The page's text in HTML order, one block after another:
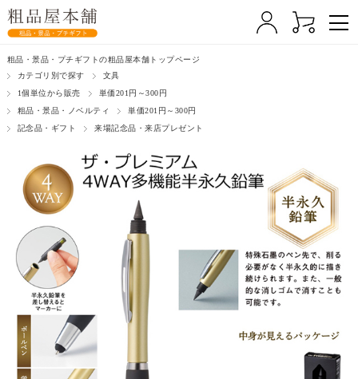
粗品・景品・プチギフトの粗品屋本舗トップページ
カテゴリ別で探す
文具
1個単位から販売
単価201円～300円
粗品・景品・ノベルティ
単価201円～300円
記念品・ギフト
来場記念品・来店プレゼント